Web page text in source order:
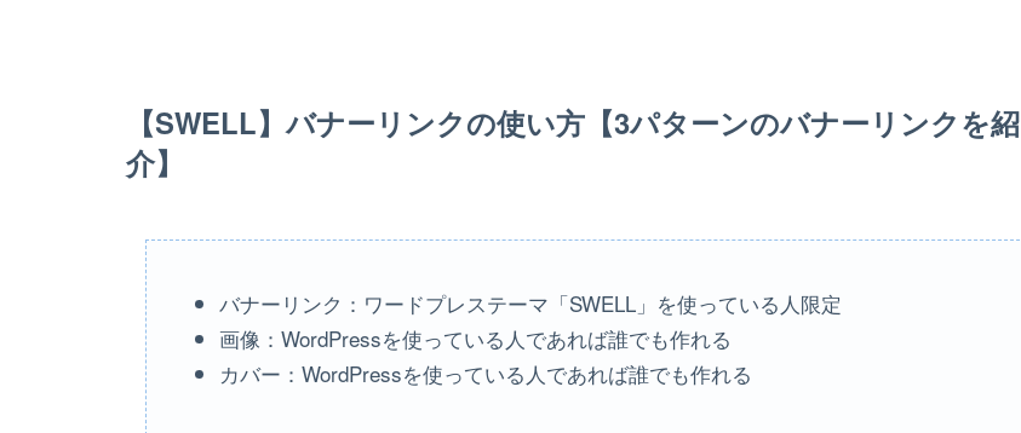
【SWELL】バナーリンクの使い方【3パターンのバナーリンクを紹
介】
バナーリンク：ワードプレステーマ「SWELL」を使っている人限定
画像：WordPressを使っている人であれば誰でも作れる
カバー：WordPressを使っている人であれば誰でも作れる